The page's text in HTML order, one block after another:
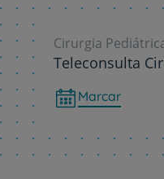
Cirurgia
Teleconsulta
Marcar